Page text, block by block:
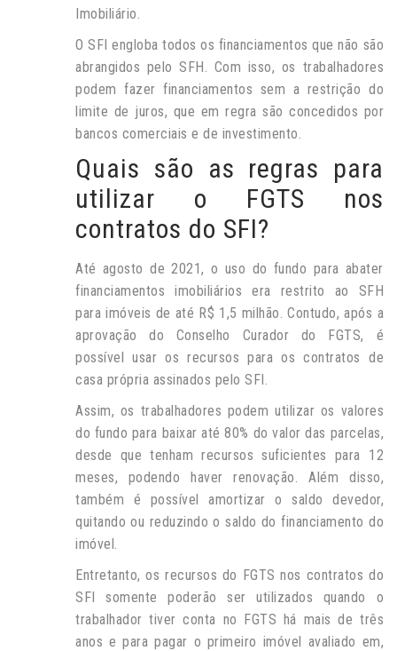
Imobiliário.
O SFI engloba todos os financiamentos que não são
abrangidos pelo SFH. Com isso, os trabalhadores
podem fazer financiamentos sem a restrição do
limite de juros, que em regra são concedidos por
bancos comerciais e de investimento.
Quais são as regras para
utilizar o FGTS nos
contratos do SFI?
Até agosto de 2021, o uso do fundo para abater
financiamentos imobiliários era restrito ao SFH
para imóveis de até R$ 1,5 milhão. Contudo, após a
aprovação do Conselho Curador do FGTS, é
possível usar os recursos para os contratos de
casa própria assinados pelo SFI.
Assim, os trabalhadores podem utilizar os valores
do fundo para baixar até 80% do valor das parcelas,
desde que tenham recursos suficientes para 12
meses, podendo haver renovação. Além disso,
também é possível amortizar o saldo devedor,
quitando ou reduzindo o saldo do financiamento do
imóvel.
Entretanto, os recursos do FGTS nos contratos do
SFI somente poderão ser utilizados quando o
trabalhador tiver conta no FGTS há mais de três
anos e para pagar o primeiro imóvel avaliado em,